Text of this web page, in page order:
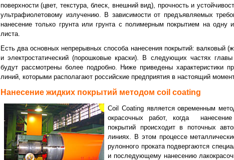
поверхности (цвет, текстура, блеск, внешний вид), прочность и
ультрафиолетовому излучению. В зависимости от предъявляемых
нанесение только грунта или грунта с полимерным покрытием на одну
листа.
Есть два основных непрерывных способа нанесения покрытий: валковый
и электростатический (порошковые краски). В следующих частях главы
будут рассмотрены более подробно. Ниже приведены характеристики
линий, которыми располагают российские предприятия в настоящий
Нанесение жидких покрытий методом coil coating
Coil Coating является овременным
окрасочных работ, когда нанесение
покрытий происходит в поточных
линиях. В этом процессе
рулонного проката подвергаются
и последующему нанесению